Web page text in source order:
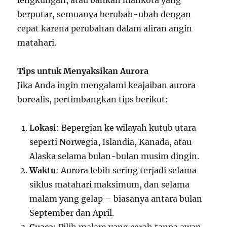
berputar, semuanya berubah-ubah dengan
cepat karena perubahan dalam aliran angin
matahari.
Tips untuk Menyaksikan Aurora
Jika Anda ingin mengalami keajaiban aurora
borealis, pertimbangkan tips berikut:
Lokasi: Bepergian ke wilayah kutub utara
seperti Norwegia, Islandia, Kanada, atau
Alaska selama bulan-bulan musim dingin.
Waktu: Aurora lebih sering terjadi selama
siklus matahari maksimum, dan selama
malam yang gelap – biasanya antara bulan
September dan April.